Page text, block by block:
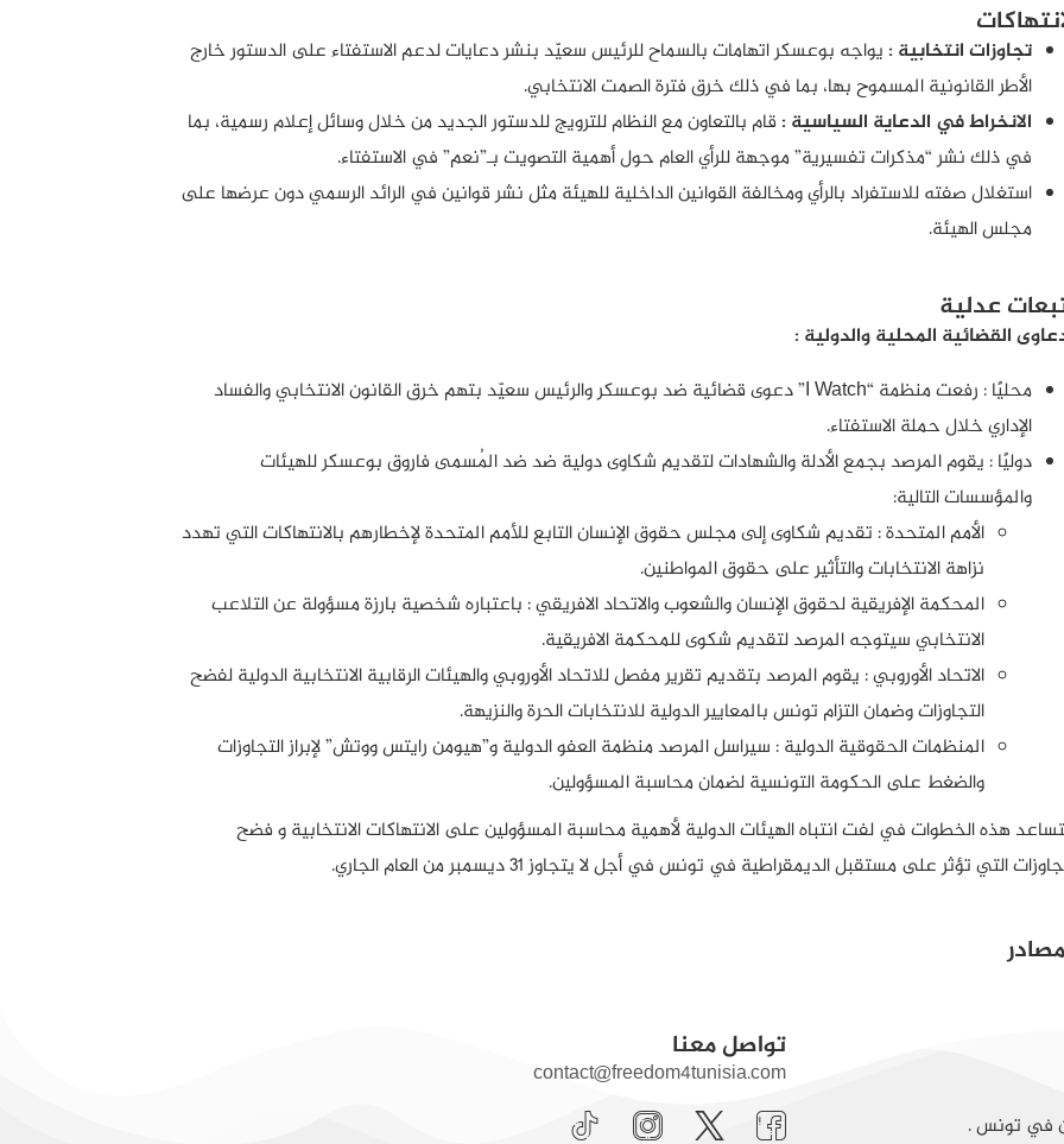
تجاوزات انتخابية :يواجه بوعسكر اتهامات بالسماح للرئيس سعيّد بنشر دعايات لدعم الاستفتاء على الدستور خارج
الأطر القانونية المسموح بها، بما في ذلك خرق فترة الصمت الانتخابي.
الانخراط في الدعاية السياسية :قام بالتعاون مع النظام للترويج للدستور الجديد من خلال وسائل إعلام رسمية، بما
في ذلك نشر “مذكرات تفسيرية” موجهة للرأي العام حول أهمية التصويت بـ”نعم” في الاستفتاء.
استغلال صفته للاستفراد بالرأي ومخالفة القوانين الداخلية للهيئة مثل نشر قوانين في الرائد الرسمي دون عرضها على
مجلس الهيئة.
عدلية
القضائية المحلية والدولية :
محليًا : رفعت منظمة “I Watch” دعوى قضائية ضد بوعسكر والرئيس سعيّد بتهم خرق القانون الانتخابي والفساد
الإداري خلال حملة الاستفتاء.
دوليًا : يقوم المرصد بجمع الأدلة والشهادات لتقديم شكاوى دولية ضد ضد المُسمى فاروق بوعسكر للهيئات
والمؤسسات التالية:
الأمم المتحدة : تقديم شكاوى إلى مجلس حقوق الإنسان التابع للأمم المتحدة لإخطارهم بالانتهاكات التي تهدد
نزاهة الانتخابات والتأثير على حقوق المواطنين.
المحكمة الإفريقية لحقوق الإنسان والشعوب والاتحاد الافريقي : باعتباره شخصية بارزة مسؤولة عن التلاعب
الانتخابي سيتوجه المرصد لتقديم شكوى للمحكمة الافريقية.
الاتحاد الأوروبي : يقوم المرصد بتقديم تقرير مفصل للاتحاد الأوروبي والهيئات الرقابية الانتخابية الدولية لفضح
التجاوزات وضمان التزام تونس بالمعايير الدولية للانتخابات الحرة والنزيهة.
المنظمات الحقوقية الدولية : سيراسل المرصد منظمة العفو الدولية و”هيومن رايتس ووتش” لإبراز التجاوزات
والضغط على الحكومة التونسية لضمان محاسبة المسؤولين.
هذه الخطوات في لفت انتباه الهيئات الدولية لأهمية محاسبة المسؤولين على الانتهاكات الانتخابية و فضح
التي تؤثر على مستقبل الديمقراطية في تونس في أجل لا يتجاوز 31 ديسمبر من العام الجاري.
في تونس .
تواصل معنا
contact@freedom4tunisia.com